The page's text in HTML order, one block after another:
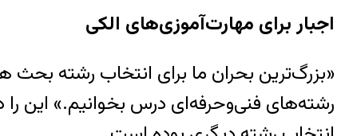
اجبار برای مهارت‌آموزی‌های الکی
«بزرگ‌ترین بحران ما برای انتخاب رشته بحث
رشته‌های فنی‌و‌حرفه‌ای درس بخوانیم.» این